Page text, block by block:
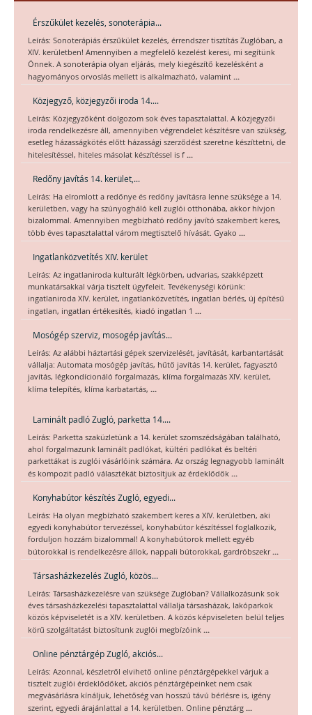
Érszűkület kezelés, sonoterápia...
Leírás: Sonoterápiás érszűkület kezelés, érrendszer tisztítás Zuglóban, a
XIV. kerületben! Amennyiben a megfelelő kezelést keresi, mi segítünk
Önnek. A sonoterápia olyan eljárás, mely kiegészítő kezelésként a
hagyományos orvoslás mellett is alkalmazható, valamint ...
Közjegyző, közjegyzői iroda 14....
Leírás: Közjegyzőként dolgozom sok éves tapasztalattal. A közjegyzői
iroda rendelkezésre áll, amennyiben végrendelet készítésre van szükség,
esetleg házasságkötés előtt házassági szerződést szeretne készíttetni, de
hitelesítéssel, hiteles másolat készítéssel is f ...
Redőny javítás 14. kerület,...
Leírás: Ha elromlott a redőnye és redőny javításra lenne szüksége a 14.
kerületben, vagy ha szúnyogháló kell zuglói otthonába, akkor hívjon
bizalommal. Amennyiben megbízható redőny javító szakembert keres,
több éves tapasztalattal várom megtisztelő hívását. Gyako ...
Ingatlanközvetítés XIV. kerület
Leírás: Az ingatlaniroda kulturált légkörben, udvarias, szakképzett
munkatársakkal várja tisztelt ügyfeleit. Tevékenységi körünk:
ingatlaniroda XIV. kerület, ingatlanközvetítés, ingatlan bérlés, új építésű
ingatlan, ingatlan értékesítés, kiadó ingatlan 1 ...
Mosógép szerviz, mosogép javítás...
Leírás: Az alábbi háztartási gépek szervizelését, javítását, karbantartását
vállalja: Automata mosógép javítás, hűtő javítás 14. kerület, fagyasztó
javítás, légkondícionáló forgalmazás, klíma forgalmazás XIV. kerület,
klíma telepítés, klíma karbatartás, ...
Laminált padló Zugló, parketta 14....
Leírás: Parketta szaküzletünk a 14. kerület szomszédságában található,
ahol forgalmazunk laminált padlókat, kültéri padlókat és beltéri
parkettákat is zuglói vásárlóink számára. Az ország legnagyobb laminált
és kompozit padló választékát biztosítjuk az érdeklődők ...
Konyhabútor készítés Zugló, egyedi...
Leírás: Ha olyan megbízható szakembert keres a XIV. kerületben, aki
egyedi konyhabútor tervezéssel, konyhabútor készítéssel foglalkozik,
forduljon hozzám bizalommal! A konyhabútorok mellett egyéb
bútorokkal is rendelkezésre állok, nappali bútorokkal, gardróbszekr...
Társasházkezelés Zugló, közös...
Leírás: Társasházkezelésre van szüksége Zuglóban? Vállalkozásunk sok
éves társasházkezelési tapasztalattal vállalja társasházak, lakóparkok
közös képviseletét is a XIV. kerületben. A közös képviseleten belül teljes
körű szolgáltatást biztosítunk zuglói megbízóink ...
Online pénztárgép Zugló, akciós...
Leírás: Azonnal, készletről elvihető online pénztárgépekkel várjuk a
tisztelt zuglói érdeklődőket, akciós pénztárgépeinket nem csak
megvásárlásra kínáljuk, lehetőség van hosszú távú bérlésre is, igény
szerint, egyedi árajánlattal a 14. kerületben. Online pénztárg ...